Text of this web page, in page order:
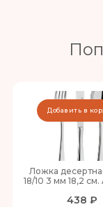
Ложка
18/10 3 мм 18,2 см.
438 ₽
Добавить в